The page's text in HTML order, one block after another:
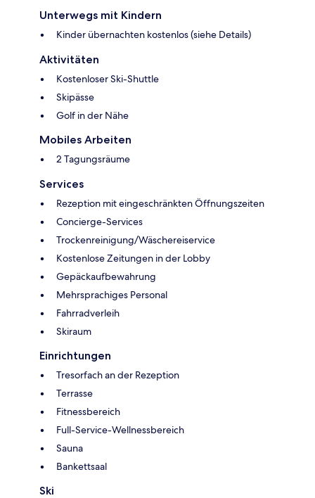
Unterwegs mit Kindern
Kinder übernachten kostenlos (siehe Details)
Aktivitäten
Kostenloser Ski-Shuttle
Skipässe
Golf in der Nähe
Mobiles Arbeiten
2 Tagungsräume
Services
Rezeption mit eingeschränkten Öffnungszeiten
Concierge-Services
Trockenreinigung/Wäschereiservice
Kostenlose Zeitungen in der Lobby
Gepäckaufbewahrung
Mehrsprachiges Personal
Fahrradverleih
Skiraum
Einrichtungen
Tresorfach an der Rezeption
Terrasse
Fitnessbereich
Full-Service-Wellnessbereich
Sauna
Bankettsaal
Ski